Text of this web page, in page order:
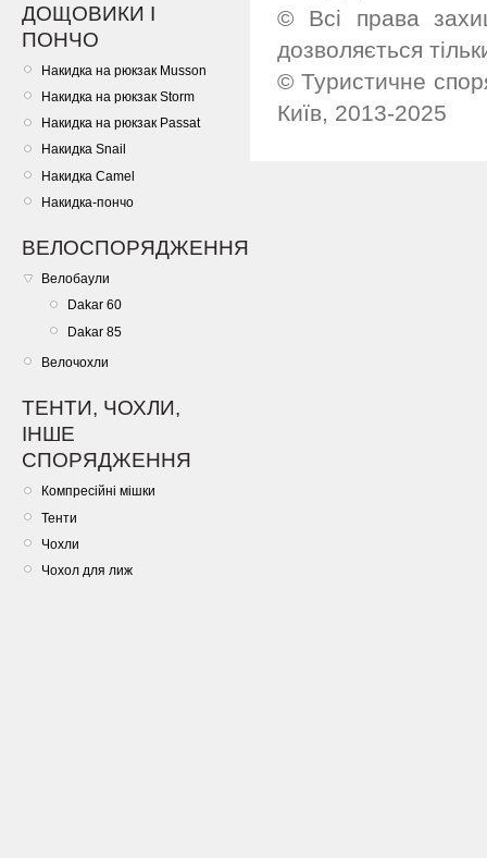
ДОЩОВИКИ І
ПОНЧО
Накидка на рюкзак Musson
Накидка на рюкзак Storm
Накидка на рюкзак Passat
Накидка Snail
Накидка Camel
Накидка-пончо
ВЕЛОСПОРЯДЖЕННЯ
Велобаули
Dakar 60
Dakar 85
Велочохли
ТЕНТИ, ЧОХЛИ,
ІНШЕ
СПОРЯДЖЕННЯ
Компресійні мішки
Тенти
Чохли
Чохол для лиж
© Всі права
дозволяється
© Туристичне
Київ, 2013-2025